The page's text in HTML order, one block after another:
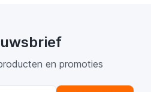
en promoties